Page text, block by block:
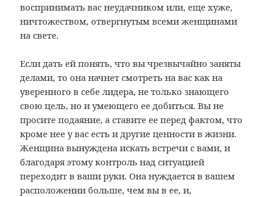
воспринимать вас неудачником или, еще хуже,
ничтожеством, отвергнутым всеми женщинами
на свете.
Если дать ей понять, что вы чрезвычайно заняты
делами, то она начнет смотреть на вас как на
уверенного в себе лидера, не только знающего
свою цель, но и умеющего ее добиться. Вы не
просите подаяние, а ставите ее перед фактом, что
кроме нее у вас есть и другие ценности в жизни.
Женщина вынуждена искать встречи с вами, и
благодаря этому контроль над ситуацией
переходит в ваши руки. Она нуждается в вашем
расположении больше, чем вы в ее, и,